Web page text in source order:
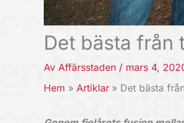
Det bästa från
Av Affärsstaden / mars 4,
Hem
Artiklar Det bästa